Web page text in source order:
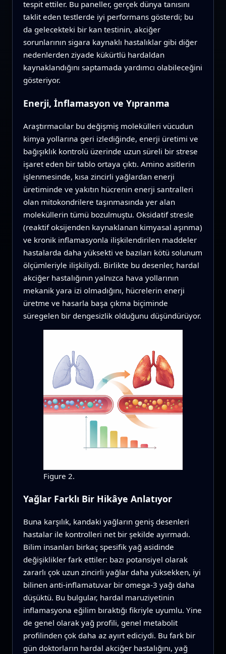
tespit ettiler. Bu paneller, gerçek dünya tanısını
taklit eden testlerde iyi performans gösterdi; bu
da gelecekteki bir kan testinin, akciğer
sorunlarının sigara kaynaklı hastalıklar gibi diğer
nedenlerden ziyade kükürtlü hardaldan
kaynaklandığını saptamada yardımcı olabileceğini
gösteriyor.
Enerji, İnflamasyon ve Yıpranma
Araştırmacılar bu değişmiş molekülleri vücudun
kimya yollarına geri izlediğinde, enerji üretimi ve
bağışıklık kontrolü üzerinde uzun süreli bir strese
işaret eden bir tablo ortaya çıktı. Amino asitlerin
işlenmesinde, kısa zincirli yağlardan enerji
üretiminde ve yakıtın hücrenin enerji santralleri
olan mitokondrilere taşınmasında yer alan
moleküllerin tümü bozulmuştu. Oksidatif stresle
(reaktif oksijenden kaynaklanan kimyasal aşınma)
ve kronik inflamasyonla ilişkilendirilen maddeler
hastalarda daha yüksekti ve bazıları kötü solunum
ölçümleriyle ilişkiliydi. Birlikte bu desenler, hardal
akciğer hastalığının yalnızca hava yollarının
mekanik yara izi olmadığını, hücrelerin enerji
üretme ve hasarla başa çıkma biçiminde
süregelen bir dengesizlik olduğunu düşündürüyor.
Figure 2.
Yağlar Farklı Bir Hikâye Anlatıyor
Buna karşılık, kandaki yağların geniş desenleri
hastalar ile kontrolleri net bir şekilde ayırmadı.
Bilim insanları birkaç spesifik yağ asidinde
değişiklikler fark ettiler: bazı potansiyel olarak
zararlı çok uzun zincirli yağlar daha yüksekken, iyi
bilinen anti-inflamatuvar bir omega‑3 yağı daha
düşüktü. Bu bulgular, hardal maruziyetinin
inflamasyona eğilim bıraktığı fikriyle uyumlu. Yine
de genel olarak yağ profili, genel metabolit
profilinden çok daha az ayırt ediciydi. Bu fark bir
gün doktorların hardal akciğer hastalığını, yağ